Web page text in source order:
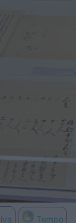
Tempo